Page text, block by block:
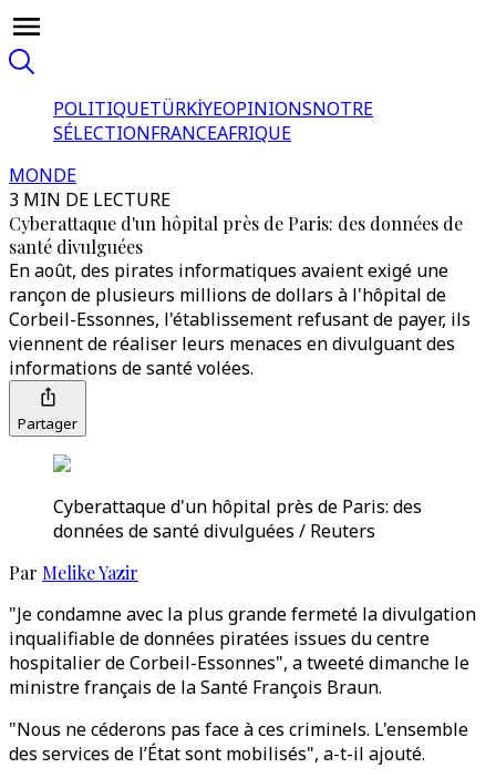
POLITIQUETÜRKİYEOPINIONSNOTRE
SÉLECTIONFRANCEAFRIQUE
MONDE
3 MIN DE LECTURE
Cyberattaque d'un hôpital près de Paris: des données de
santé divulguées
En août, des pirates informatiques avaient exigé une
rançon de plusieurs millions de dollars à l'hôpital de
Corbeil-Essonnes, l'établissement refusant de payer, ils
viennent de réaliser leurs menaces en divulguant des
informations de santé volées.
Partager
Cyberattaque d'un hôpital près de Paris: des
données de santé divulguées / Reuters
Par Melike Yazir
"Je condamne avec la plus grande fermeté la divulgation
inqualifiable de données piratées issues du centre
hospitalier de Corbeil-Essonnes", a tweeté dimanche le
ministre français de la Santé François Braun.
"Nous ne céderons pas face à ces criminels. L'ensemble
des services de l’État sont mobilisés", a-t-il ajouté.